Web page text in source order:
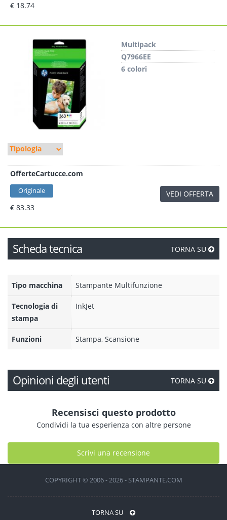
€ 18.74
Multipack
Q7966EE
6 colori
OfferteCartucce.com
Originale
€ 83.33
VEDI OFFERTA
Scheda tecnica TORNA SU
Tipo macchina Stampante Multifunzione
Tecnologia di
stampa
InkJet
Funzioni Stampa, Scansione
Opinioni degli utenti TORNA SU
Recensisci questo prodotto
Condividi la tua esperienza con altre persone
Scrivi una recensione
COPYRIGHT © 2006 - 2026 - STAMPANTE.COM
TORNA SU